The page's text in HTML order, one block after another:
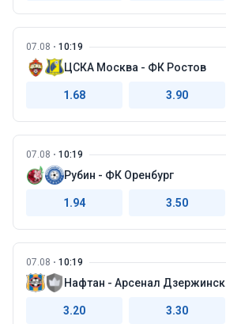
07.08 10:19
ЦСКА Москва - ФК Ростов
1.68 3.90
07.08 10:19
Рубин - ФК Оренбург
1.94 3.50
07.08 10:19
Нафтан - Арсенал Дзержинск
3.20 3.30